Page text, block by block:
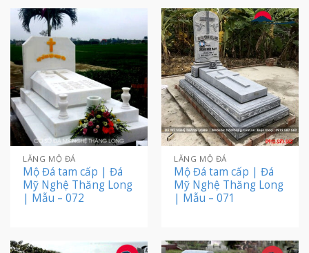
LĂNG MỘ ĐÁ
Mộ Đá tam cấp | Đá
Mỹ Nghệ Thăng Long
| Mẫu – 072
LĂNG MỘ ĐÁ
Mộ Đá tam cấp | Đá
Mỹ Nghệ Thăng Long
| Mẫu – 071